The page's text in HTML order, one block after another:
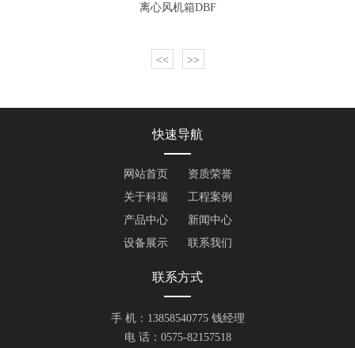
离心风机箱DBF
<< >>
快速导航
网站首页
资质荣誉
关于科瑞
工程案例
产品中心
新闻中心
设备展示
联系我们
联系方式
手 机：13858540775 钱经理
电 话：0575-82157518